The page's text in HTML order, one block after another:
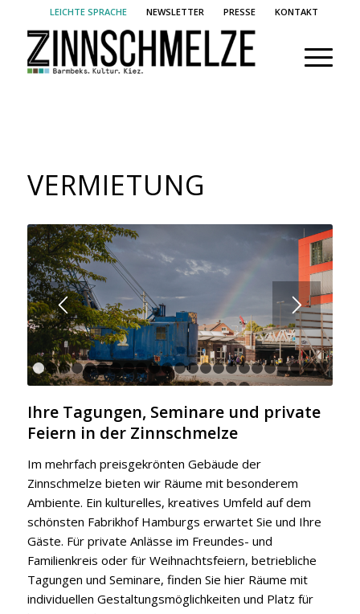
LEICHTE SPRACHE NEWSLETTER PRESSE KONTAKT
VERMIETUNG
1 2 3 4 5 6 7 8 9 1011121314151617
Ihre Tagungen, Seminare und private
Feiern in der Zinnschmelze
Im mehrfach preisgekrönten Gebäude der
Zinnschmelze bieten wir Räume mit besonderem
Ambiente. Ein kulturelles, kreatives Umfeld auf dem
schönsten Fabrikhof Hamburgs erwartet Sie und Ihre
Gäste. Für private Anlässe im Freundes- und
Familienkreis oder für Weihnachtsfeiern, betriebliche
Tagungen und Seminare, finden Sie hier Räume mit
individuellen Gestaltungsmöglichkeiten und Platz für